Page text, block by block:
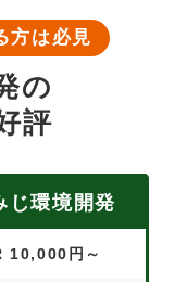
方は必見
の
評
じ環境開発
10,000円～